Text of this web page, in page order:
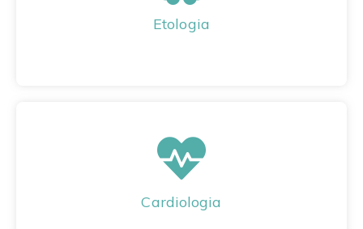
Etologia
Cardiologia